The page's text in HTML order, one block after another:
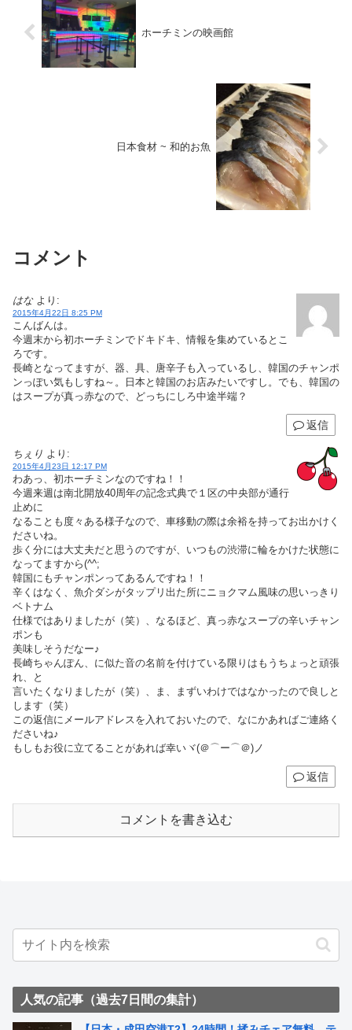
ホーチミンの映画館
日本食材 ~ 和的お魚
コメント
はな より:
2015年4月22日 8:25 PM
こんばんは。
今週末から初ホーチミンでドキドキ、情報を集めているとこ
ろです。
長崎となってますが、器、具、唐辛子も入っているし、韓国のチャンポ
ンっぽい気もしすね～。日本と韓国のお店みたいですし。でも、韓国の
はスープが真っ赤なので、どっちにしろ中途半端？
返信
ちぇり より:
2015年4月23日 12:17 PM
わあっ、初ホーチミンなのですね！！
今週来週は南北開放40周年の記念式典で１区の中央部が通行
止めに
なることも度々ある様子なので、車移動の際は余裕を持ってお出かけく
ださいね。
歩く分には大丈夫だと思うのですが、いつもの渋滞に輪をかけた状態に
なってますから(^^;
韓国にもチャンポンってあるんですね！！
辛くはなく、魚介ダシがタップリ出た所にニョクマム風味の思いっきり
ベトナム
仕様ではありましたが（笑）、なるほど、真っ赤なスープの辛いチャン
ポンも
美味しそうだなー♪
長崎ちゃんぽん、に似た音の名前を付けている限りはもうちょっと頑張
れ、と
言いたくなりましたが（笑）、ま、まずいわけではなかったので良しと
します（笑）
この返信にメールアドレスを入れておいたので、なにかあればご連絡く
ださいね♪
もしもお役に立てることがあれば幸いヾ(＠⌒ー⌒＠)ノ
返信
コメントを書き込む
人気の記事（過去7日間の集計）